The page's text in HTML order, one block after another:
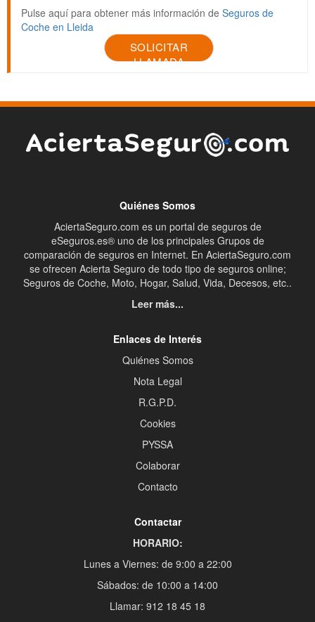
Pulse aquí para obtener más información de Seguros de
Coche en Lleida
SOLICITAR
LLAMADA
Quiénes Somos
AciertaSeguro.com es un portal de seguros de
eSeguros.es® uno de los principales Grupos de
comparación de seguros en Internet. En AciertaSeguro.com
se ofrecen Acierta Seguro de todo tipo de seguros online;
Seguros de Coche, Moto, Hogar, Salud, Vida, Decesos, etc..
Leer más...
Enlaces de Interés
Quiénes Somos
Nota Legal
R.G.P.D.
Cookies
PYSSA
Colaborar
Contacto
Contactar
HORARIO:
Lunes a Viernes: de 9:00 a 22:00
Sábados: de 10:00 a 14:00
Llamar: 912 18 45 18